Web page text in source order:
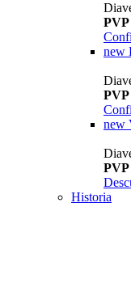
PVP
new
PVP
new
PVP
Historia